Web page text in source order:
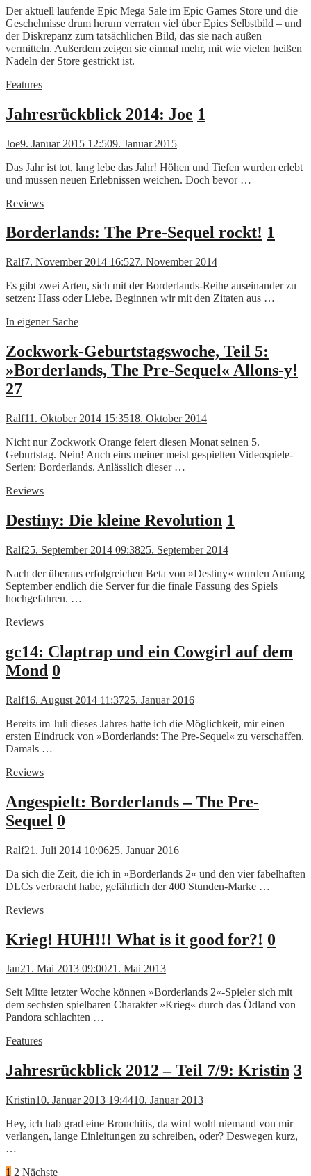
Der aktuell laufende Epic Mega Sale im Epic Games Store und die
Geschehnisse drum herum verraten viel über Epics Selbstbild – und
der Diskrepanz zum tatsächlichen Bild, das sie nach außen
vermitteln. Außerdem zeigen sie einmal mehr, mit wie vielen heißen
Nadeln der Store gestrickt ist.
Features
Jahresrückblick 2014: Joe 1
Joe9. Januar 2015 12:509. Januar 2015
Das Jahr ist tot, lang lebe das Jahr! Höhen und Tiefen wurden erlebt
und müssen neuen Erlebnissen weichen. Doch bevor …
Reviews
Borderlands: The Pre-Sequel rockt! 1
Ralf7. November 2014 16:527. November 2014
Es gibt zwei Arten, sich mit der Borderlands-Reihe auseinander zu
setzen: Hass oder Liebe. Beginnen wir mit den Zitaten aus …
In eigener Sache
Zockwork-Geburtstagswoche, Teil 5:
»Borderlands, The Pre-Sequel« Allons-y!
27
Ralf11. Oktober 2014 15:3518. Oktober 2014
Nicht nur Zockwork Orange feiert diesen Monat seinen 5.
Geburtstag. Nein! Auch eins meiner meist gespielten Videospiele-
Serien: Borderlands. Anlässlich dieser …
Reviews
Destiny: Die kleine Revolution 1
Ralf25. September 2014 09:3825. September 2014
Nach der überaus erfolgreichen Beta von »Destiny« wurden Anfang
September endlich die Server für die finale Fassung des Spiels
hochgefahren. …
Reviews
gc14: Claptrap und ein Cowgirl auf dem
Mond 0
Ralf16. August 2014 11:3725. Januar 2016
Bereits im Juli dieses Jahres hatte ich die Möglichkeit, mir einen
ersten Eindruck von »Borderlands: The Pre-Sequel« zu verschaffen.
Damals …
Reviews
Angespielt: Borderlands – The Pre-
Sequel 0
Ralf21. Juli 2014 10:0625. Januar 2016
Da sich die Zeit, die ich in »Borderlands 2« und den vier fabelhaften
DLCs verbracht habe, gefährlich der 400 Stunden-Marke …
Reviews
Krieg! HUH!!! What is it good for?! 0
Jan21. Mai 2013 09:0021. Mai 2013
Seit Mitte letzter Woche können »Borderlands 2«-Spieler sich mit
dem sechsten spielbaren Charakter »Krieg« durch das Ödland von
Pandora schlachten …
Features
Jahresrückblick 2012 – Teil 7/9: Kristin 3
Kristin10. Januar 2013 19:4410. Januar 2013
Hey, ich hab grad eine Bronchitis, da wird wohl niemand von mir
verlangen, lange Einleitungen zu schreiben, oder? Deswegen kurz,
…
1 2 Nächste